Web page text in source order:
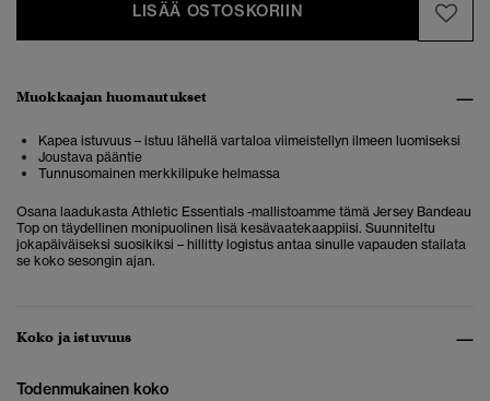
LISÄÄ OSTOSKORIIN
Muokkaajan huomautukset
Kapea istuvuus – istuu lähellä vartaloa viimeistellyn ilmeen luomiseksi
Joustava pääntie
Tunnusomainen merkkilipuke helmassa
Osana laadukasta Athletic Essentials -mallistoamme tämä Jersey Bandeau
Top on täydellinen monipuolinen lisä kesävaatekaappiisi. Suunniteltu
jokapäiväiseksi suosikiksi – hillitty logistus antaa sinulle vapauden stailata
se koko sesongin ajan.
Koko ja istuvuus
Todenmukainen koko